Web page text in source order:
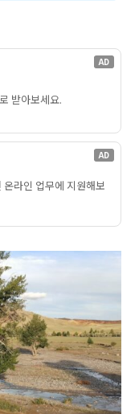
AD
받아보세요.
AD
라인 업무에 지원해보